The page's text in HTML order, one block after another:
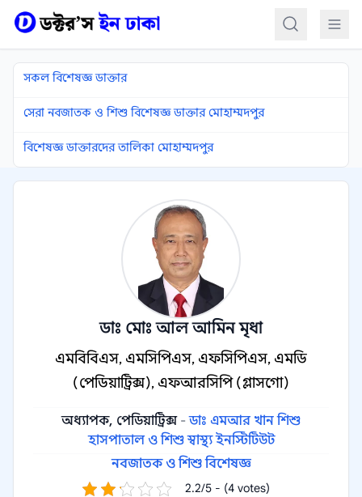
সকল বিশেষজ্ঞ ডাক্তার
সেরা নবজাতক ও শিশু বিশেষজ্ঞ ডাক্তার মোহাম্মদপুর
বিশেষজ্ঞ ডাক্তারদের তালিকা মোহাম্মদপুর
ডাঃ মোঃ আল আমিন মৃধা
এমবিবিএস, এমসিপিএস, এফসিপিএস, এমডি
(পেডিয়াট্রিক্স), এফআরসিপি (গ্লাসগো)
অধ্যাপক, পেডিয়াট্রিক্স -ডাঃ এমআর খান শিশু
হাসপাতাল ও শিশু স্বাস্থ্য ইনস্টিটিউট
নবজাতক ও শিশু বিশেষজ্ঞ
2.2/5 - (4 votes)